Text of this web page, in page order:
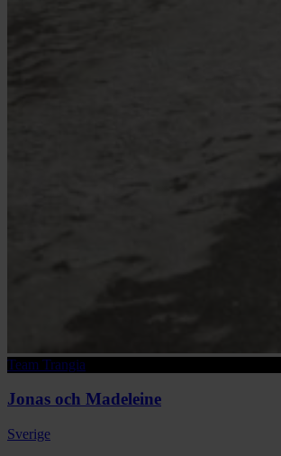
Team Trangia
Jonas och Madeleine
Sverige